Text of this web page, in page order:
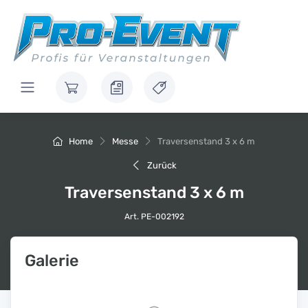
Home Messe Traversenstand 3 x 6 m
Zurück
Traversenstand 3 x 6 m
Art. PE-002192
Galerie